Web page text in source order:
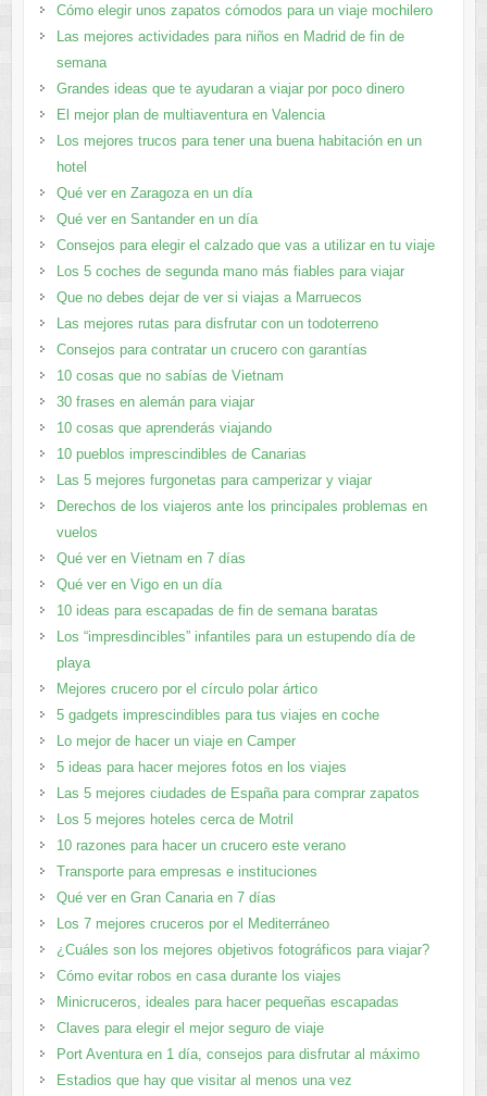
Cómo elegir unos zapatos cómodos para un viaje mochilero
Las mejores actividades para niños en Madrid de fin de
semana
Grandes ideas que te ayudaran a viajar por poco dinero
El mejor plan de multiaventura en Valencia
Los mejores trucos para tener una buena habitación en un
hotel
Qué ver en Zaragoza en un día
Qué ver en Santander en un día
Consejos para elegir el calzado que vas a utilizar en tu viaje
Los 5 coches de segunda mano más fiables para viajar
Que no debes dejar de ver si viajas a Marruecos
Las mejores rutas para disfrutar con un todoterreno
Consejos para contratar un crucero con garantías
10 cosas que no sabías de Vietnam
30 frases en alemán para viajar
10 cosas que aprenderás viajando
10 pueblos imprescindibles de Canarias
Las 5 mejores furgonetas para camperizar y viajar
Derechos de los viajeros ante los principales problemas en
vuelos
Qué ver en Vietnam en 7 días
Qué ver en Vigo en un día
10 ideas para escapadas de fin de semana baratas
Los “impresdincibles” infantiles para un estupendo día de
playa
Mejores crucero por el círculo polar ártico
5 gadgets imprescindibles para tus viajes en coche
Lo mejor de hacer un viaje en Camper
5 ideas para hacer mejores fotos en los viajes
Las 5 mejores ciudades de España para comprar zapatos
Los 5 mejores hoteles cerca de Motril
10 razones para hacer un crucero este verano
Transporte para empresas e instituciones
Qué ver en Gran Canaria en 7 días
Los 7 mejores cruceros por el Mediterráneo
¿Cuáles son los mejores objetivos fotográficos para viajar?
Cómo evitar robos en casa durante los viajes
Minicruceros, ideales para hacer pequeñas escapadas
Claves para elegir el mejor seguro de viaje
Port Aventura en 1 día, consejos para disfrutar al máximo
Estadios que hay que visitar al menos una vez